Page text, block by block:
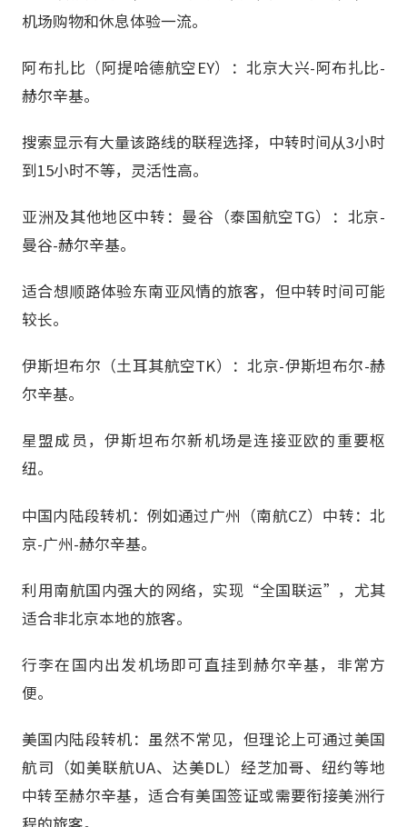
机场购物和休息体验一流。
阿布扎比（阿提哈德航空EY）：北京大兴-阿布扎比-
赫尔辛基。
搜索显示有大量该路线的联程选择，中转时间从3小时
到15小时不等，灵活性高。
亚洲及其他地区中转：曼谷（泰国航空TG）：北京-
曼谷-赫尔辛基。
适合想顺路体验东南亚风情的旅客，但中转时间可能
较长。
伊斯坦布尔（土耳其航空TK）：北京-伊斯坦布尔-赫
尔辛基。
星盟成员，伊斯坦布尔新机场是连接亚欧的重要枢
纽。
中国内陆段转机：例如通过广州（南航CZ）中转：北
京-广州-赫尔辛基。
利用南航国内强大的网络，实现“全国联运”，尤其
适合非北京本地的旅客。
行李在国内出发机场即可直挂到赫尔辛基，非常方
便。
美国内陆段转机：虽然不常见，但理论上可通过美国
航司（如美联航UA、达美DL）经芝加哥、纽约等地
中转至赫尔辛基，适合有美国签证或需要衔接美洲行